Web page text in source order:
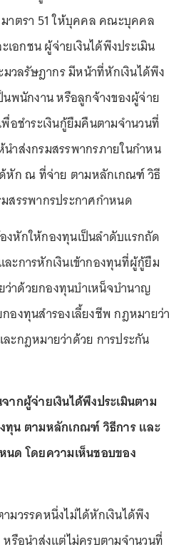
าตรา 51 ให้บุคคล คณะบุคคล
อกชน ผู้จ่ายเงินได้พึงประเมิน
วลรัษฎากร มีหน้าที่หักเงินได้พึง
นพนักงาน หรือลูกจ้างของผู้จ่าย
พื่อชําระเงินกู้ยืมคืนตามจํานวนที่
าส่งกรมสรรพากรภายในกําหน
ด้หัก ณ ที่จ่าย ตามหลักเกณฑ์ วิธี
สรรพากรประกาศกําหนด
งหักให้กองทุนเป็นลําดับแรกถัด
ะการหักเงินเข้ากองทุนที่ผู้กู้ยืม
าด้วยกองทุนบําเหน็จบํานาญ
องทุนสํารองเลี้ยงชีพ กฎหมายว่า
ะกฎหมายว่าด้วย การประกัน
ากผู้จ่ายเงินได้พึงประเมินตาม
ทุน ตามหลักเกณฑ์ วิธีการ และ
นด โดยความเห็นชอบของ
มวรรคหนึ่งไม่ได้หักเงินได้พึง
หรือนําส่งแต่ไม่ครบตามจํานวนที่